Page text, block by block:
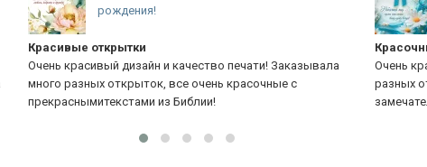
рождения!
Красивые открытки
Очень красивый дизайн и качество печати! Заказывала
много разных открыток, все очень красочные с
прекраснымитекстами из Библии!
Очень
разных